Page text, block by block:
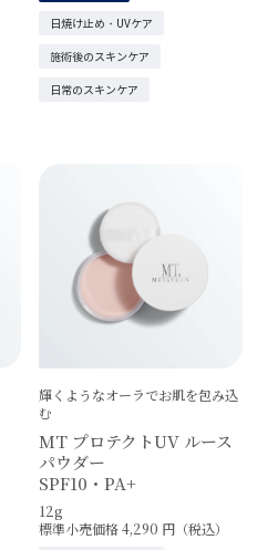
日焼け止め・UVケア
施術後のスキンケア
日常のスキンケア
輝くようなオーラでお肌を包み込
む
MT プロテクトUV ルース
パウダー
SPF10・PA+
12g
標準小売価格 4,290 円（税込）